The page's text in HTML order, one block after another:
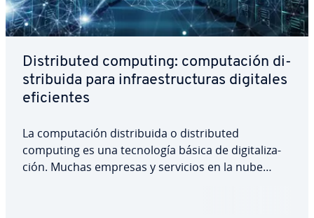
Di­s­tri­bu­ted computing: co­mpu­tación di­
s­tri­bui­da para in­frae­s­tru­c­tu­ras digitales
efi­cie­n­tes
La co­mpu­tación di­s­tri­bui­da o di­s­tri­bu­ted
computing es una te­c­no­lo­gía básica de di­gi­ta­li­za­
ción. Muchas empresas y servicios en la nube